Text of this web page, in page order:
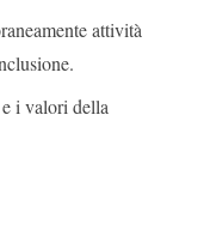
attività
i valori della